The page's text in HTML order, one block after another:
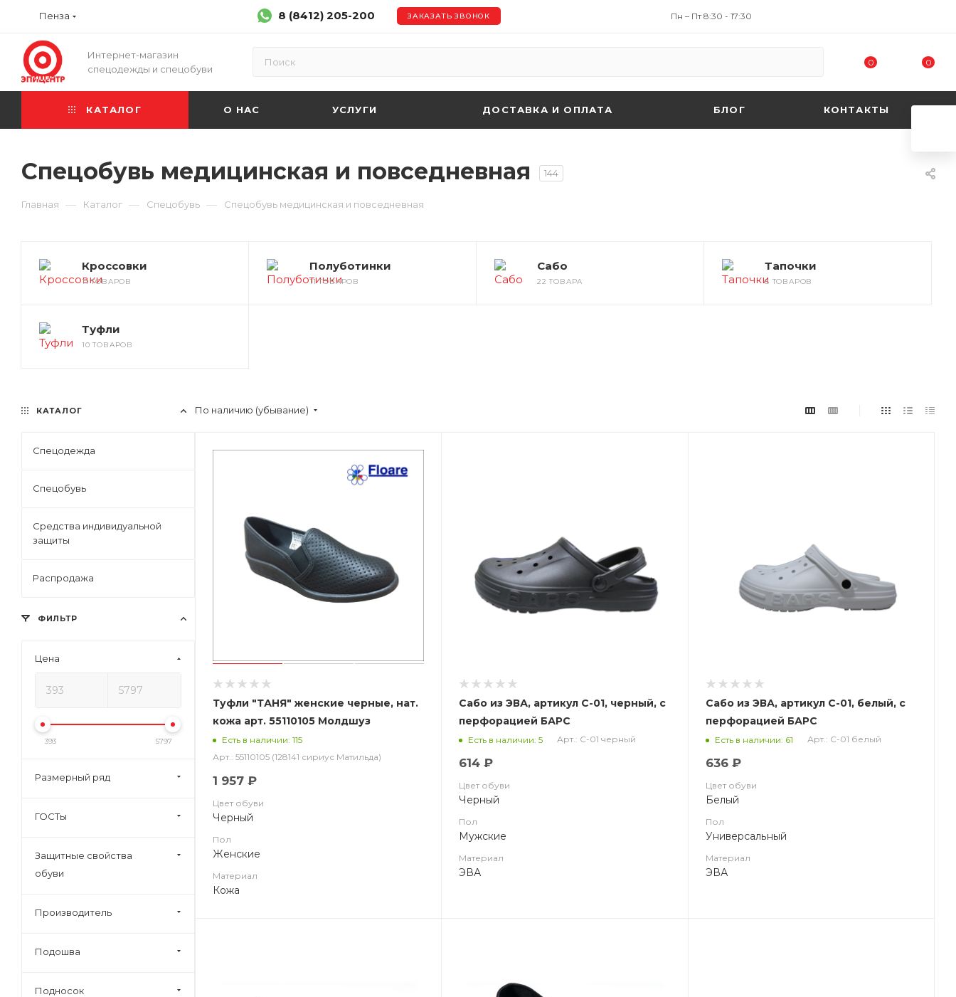
Пенза 8 (8412) 205-200 ЗАКАЗАТЬ ЗВОНОК Пн – Пт 8:30 - 17:30
Интернет-магазин
спецодежды и спецобуви
0 0
КАТАЛОГ О НАС УСЛУГИ ДОСТАВКА И ОПЛАТА БЛОГ КОНТАКТЫ
Спецобувь медицинская и повседневная 144
Главная — Каталог — Спецобувь — Спецобувь медицинская и повседневная
Кроссовки
11 ТОВАРОВ
Полуботинки
11 ТОВАРОВ
Сабо
22 ТОВАРА
Тапочки
8 ТОВАРОВ
Туфли
10 ТОВАРОВ
По наличию (убывание)
Туфли "ТАНЯ" женские черные, нат.
кожа арт. 55110105 Молдшуз
Есть в наличии: 115
Арт.: 55110105 (128141 сириус Матильда)
1 957 ₽
Цвет обуви
Черный
Пол
Женские
Материал
Кожа
Сабо из ЭВА, артикул С-01, черный, с
перфорацией БАРС
Есть в наличии: 5 Арт.: С-01 черный
614 ₽
Цвет обуви
Черный
Пол
Мужские
Материал
ЭВА
Сабо из ЭВА, артикул С-01, белый, с
перфорацией БАРС
Есть в наличии: 61 Арт.: С-01 белый
636 ₽
Цвет обуви
Белый
Пол
Универсальный
Материал
ЭВА
КАТАЛОГ
Спецодежда
Спецобувь
Средства индивидуальной
защиты
Распродажа
ФИЛЬТР
Цена
393 5797
Размерный ряд
ГОСТы
Защитные свойства
обуви
Производитель
Подошва
Подносок